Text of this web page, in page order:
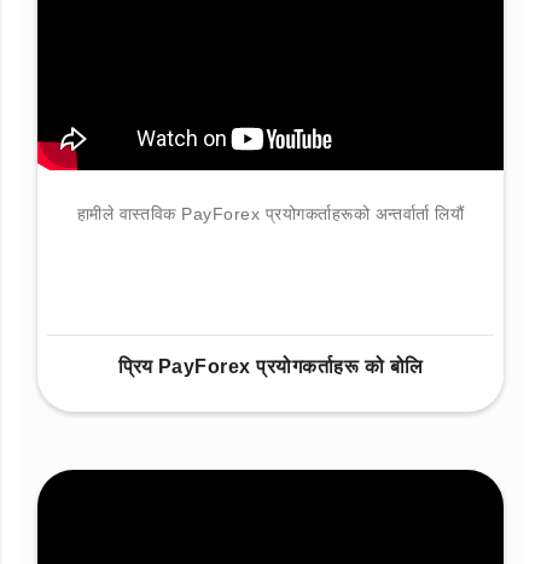
हामीले वास्तविक PayForex प्रयोगकर्ताहरूको अन्तर्वार्ता लियौं
प्रिय PayForex प्रयोगकर्ताहरू को बोलि